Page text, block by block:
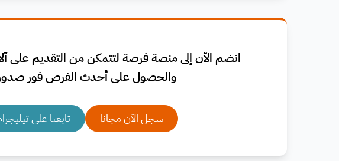
انضم الآن إلى منصة فرصة لتتمكن من التقديم على
والحصول على أحدث الفرص فور
سجل الآن مجانا تابعنا على